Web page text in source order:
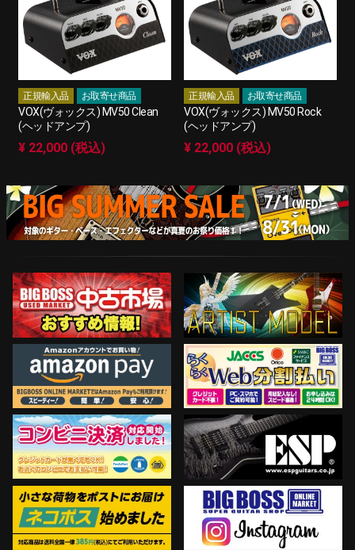
正規輸入品 お取寄せ商品
VOX(ヴォックス) MV50 Clean
(ヘッドアンプ)
¥ 22,000 (税込)
正規輸入品 お取寄せ商品
VOX(ヴォックス) MV50 Rock
(ヘッドアンプ)
¥ 22,000 (税込)